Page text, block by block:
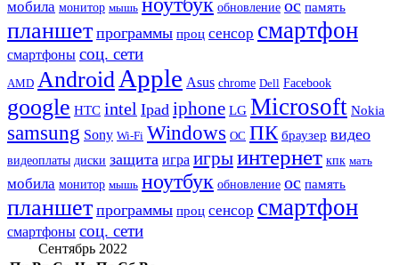
мобила монитор мышь обновление ос память
планшет программы проц сенсор смартфон
смартфоны соц. сети
AMD Android Apple Asus chrome Dell Facebook
google HTC intel Ipad iphone LG Microsoft Nokia
samsung Sony Wi-Fi Windows ОС ПК браузер видео
видеоплаты диски защита игра игрыинтернет кпк мать
мобила монитор мышь ноутбук обновление ос память
планшет программы проц сенсор смартфон
смартфоны соц. сети
Сентябрь 2022